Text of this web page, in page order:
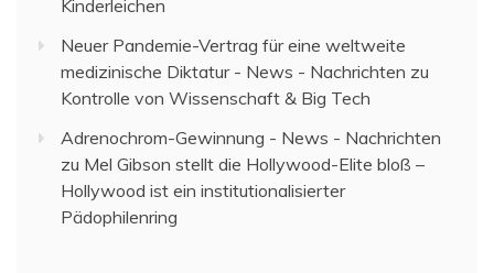
Kinderleichen
Neuer Pandemie-Vertrag für eine weltweite
medizinische Diktatur - News - Nachrichten zu
Kontrolle von Wissenschaft & Big Tech
Adrenochrom-Gewinnung - News - Nachrichten
zu Mel Gibson stellt die Hollywood-Elite bloß –
Hollywood ist ein institutionalisierter
Pädophilenring